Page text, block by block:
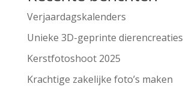
Verjaardagskalenders
Unieke 3D-geprinte dierencreaties
Kerstfotoshoot 2025
Krachtige zakelijke foto’s maken